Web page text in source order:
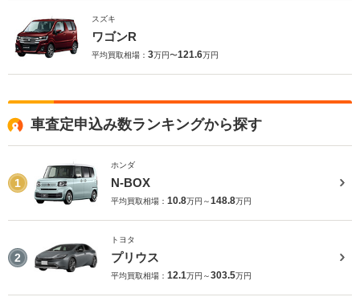
スズキ
ワゴンR
平均買取相場： 3万円〜121.6万円
車査定申込み数ランキングから探す
1
ホンダ
N-BOX
平均買取相場： 10.8万円～148.8万円
2
トヨタ
プリウス
平均買取相場： 12.1万円～303.5万円